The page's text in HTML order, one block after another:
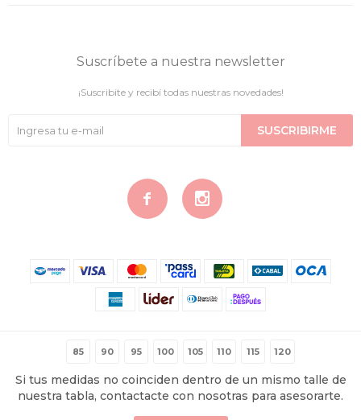
85 90 95 100 105 110 115 120
Si tus medidas no coinciden dentro de un mismo talle de
nuestra tabla, contactacte con nosotras para asesorarte.
Suscríbete a nuestra newsletter
¡Suscribite y recibí todas nuestras novedades!
SUSCRIBIRME
 